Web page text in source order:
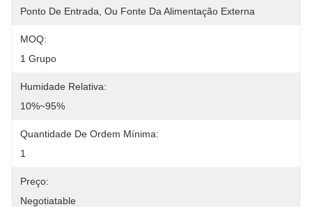
Ponto De Entrada, Ou Fonte Da Alimentação Externa
MOQ:
1 Grupo
Humidade Relativa:
10%~95%
Quantidade De Ordem Mínima:
1
Preço:
Negotiatable